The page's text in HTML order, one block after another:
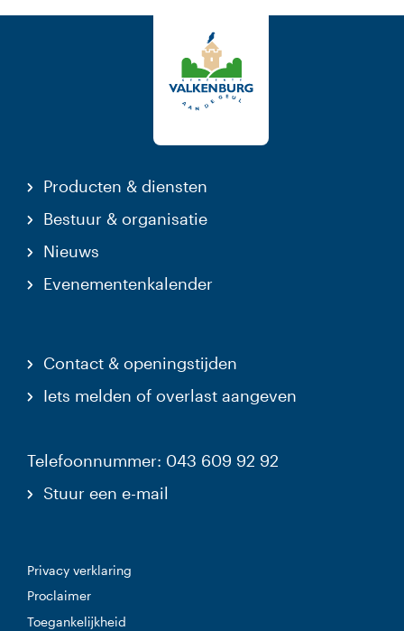
Producten & diensten
Bestuur & organisatie
Nieuws
Evenementenkalender
Contact & openingstijden
Iets melden of overlast aangeven
Telefoonnummer: 043 609 92 92
Stuur een e-mail
Privacy verklaring
Proclaimer
Toegankelijkheid